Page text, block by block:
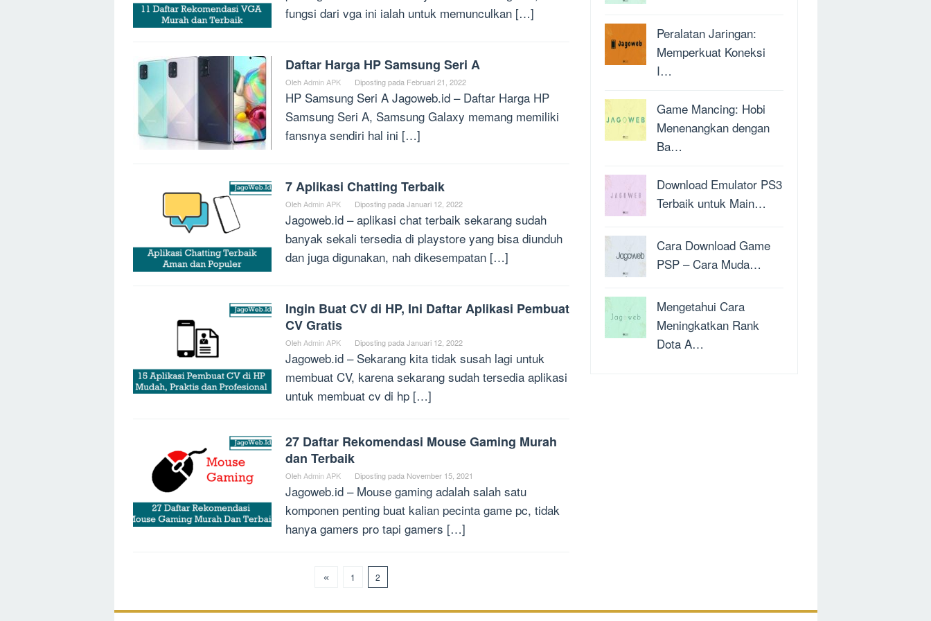
fungsi dari vga ini ialah untuk memunculkan […]
Daftar Harga HP Samsung Seri A
Oleh Admin APK Diposting pada Februari 21, 2022
HP Samsung Seri A Jagoweb.id – Daftar Harga HP
Samsung Seri A, Samsung Galaxy memang memiliki
fansnya sendiri hal ini […]
7 Aplikasi Chatting Terbaik
Oleh Admin APK Diposting pada Januari 12, 2022
Jagoweb.id – aplikasi chat terbaik sekarang sudah
banyak sekali tersedia di playstore yang bisa diunduh
dan juga digunakan, nah dikesempatan […]
Ingin Buat CV di HP, Ini Daftar Aplikasi Pembuat
CV Gratis
Oleh Admin APK Diposting pada Januari 12, 2022
Jagoweb.id – Sekarang kita tidak susah lagi untuk
membuat CV, karena sekarang sudah tersedia aplikasi
untuk membuat cv di hp […]
27 Daftar Rekomendasi Mouse Gaming Murah
dan Terbaik
Oleh Admin APK Diposting pada November 15, 2021
Jagoweb.id – Mouse gaming adalah salah satu
komponen penting buat kalian pecinta game pc, tidak
hanya gamers pro tapi gamers […]
1 2
Peralatan Jaringan:
Memperkuat Koneksi
I…
Game Mancing: Hobi
Menenangkan dengan
Ba…
Download Emulator PS3
Terbaik untuk Main…
Cara Download Game
PSP – Cara Muda…
Mengetahui Cara
Meningkatkan Rank
Dota A…